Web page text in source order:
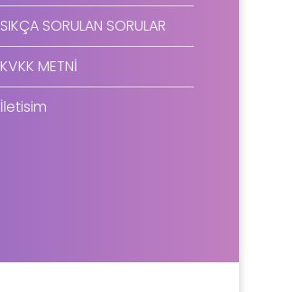
SIKÇA SORULAN SORULAR
KVKK METNİ
İletisim